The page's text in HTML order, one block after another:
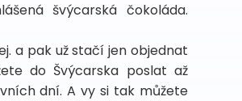
švýcarská čokoláda.
a pak už stačí jen objednat
do Švýcarska poslat až
dní. A vy si tak můžete